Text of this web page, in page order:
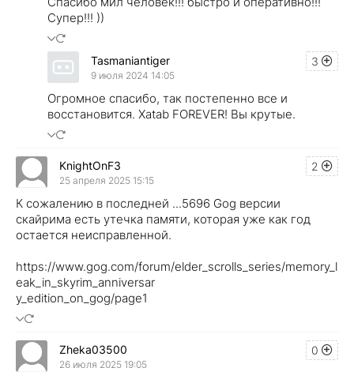
Супер!!! ))
3
Tasmaniantiger
9 июля 2024 14:05
Огромное спасибо, так постепенно все и
восстановится. Xatab FOREVER! Вы крутые.
2
KnightOnF3
25 апреля 2025 15:15
К сожалению в последней ...5696 Gog версии
скайрима есть утечка памяти, которая уже как год
остается неисправленной.
https://www.gog.com/forum/elder_scrolls_series/memory_l
eak_in_skyrim_anniversar
y_edition_on_gog/page1
0
Zheka03500
26 июля 2025 19:05